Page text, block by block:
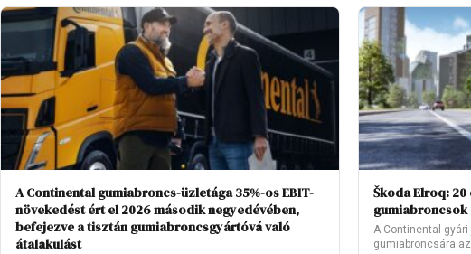
A Continental gumiabroncs-üzletága 35%-os EBIT-
növekedést ért el 2026 második negyedévében,
befejezve a tisztán gumiabroncsgyártóvá való
átalakulást
Škoda Elroq:
gumiabroncsok
A Continental
gumiabroncsára